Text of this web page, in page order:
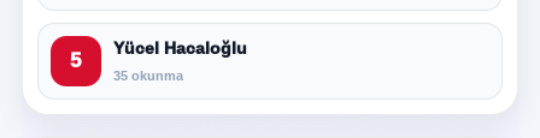
5
Yücel Hacaloğlu
35 okunma